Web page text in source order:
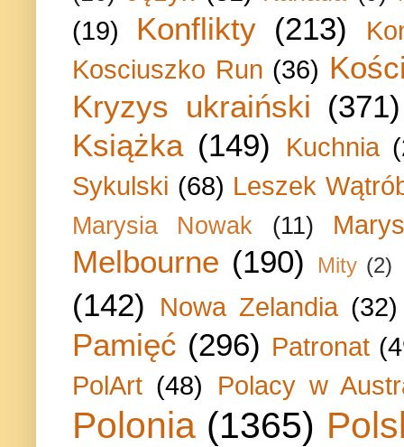
(19) Konflikty (213)
Kosciuszko Run (36)
Kryzys ukraiński (371)
Książka (149) Kuchnia
Sykulski (68) Leszek
Marysia Nowak (11)
Melbourne (190) Mity (2)
(142) Nowa Zelandia (32)
Pamięć (296) Patronat
PolArt (48) Polacy w
Polonia (1365)